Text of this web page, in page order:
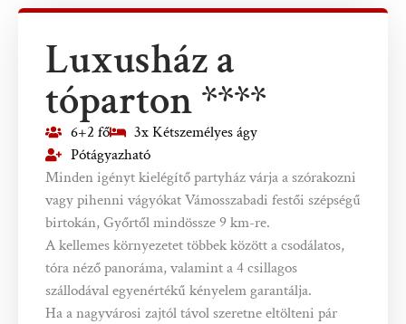
Luxusház a
tóparton ****
6+2 fő
3x Kétszemélyes ágy
Pótágyazható
Minden igényt kielégítő partyház várja a szórakozni
vagy pihenni vágyókat Vámosszabadi festői szépségű
birtokán, Győrtől mindössze 9 km-re.
A kellemes környezetet többek között a csodálatos,
tóra néző panoráma, valamint a 4 csillagos
szállodával egyenértékű kényelem garantálja.
Ha a nagyvárosi zajtól távol szeretne eltölteni pár